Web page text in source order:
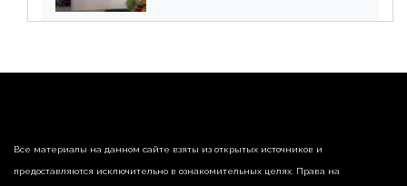
реализации недвижимости
Все материалы на данном сайте взяты из открытых источников и
предоставляются исключительно в ознакомительных целях. Права на